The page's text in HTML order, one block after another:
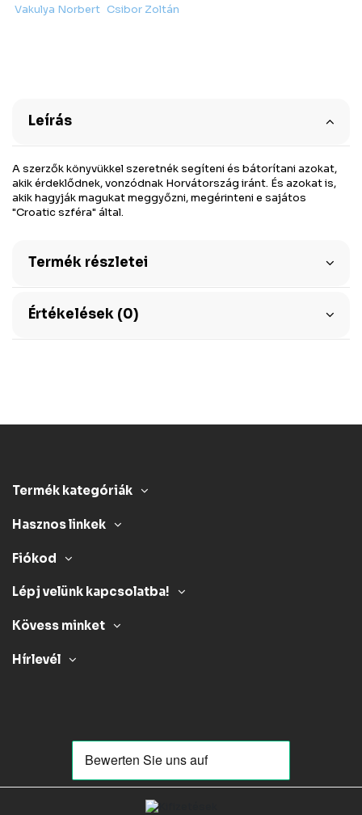
Vakulya Norbert Csibor Zoltán
Leírás
A szerzők könyvükkel szeretnék segíteni és bátorítani azokat,
akik érdeklődnek, vonzódnak Horvátország iránt. És azokat is,
akik hagyják magukat meggyőzni, megérinteni e sajátos
"Croatic szféra" által.
Termék részletei
Értékelések (0)
Termék kategóriák
Hasznos linkek
Fiókod
Lépj velünk kapcsolatba!
Kövess minket
Hírlevél